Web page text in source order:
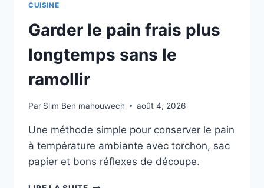
CUISINE
Garder le pain frais plus
longtemps sans le
ramollir
Par Slim Ben mahouwech août 4, 2026
Une méthode simple pour conserver le pain
à température ambiante avec torchon, sac
papier et bons réflexes de découpe.
GARDER